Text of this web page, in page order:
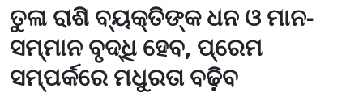
ତୁଳା ରାଶି ବ୍ୟକ୍ତିଙ୍କ ଧନ ଓ ମାନ-
ସମ୍ମାନ ବୃଦ୍ଧି ହେବ, ପ୍ରେମ
ସମ୍ପର୍କରେ ମଧୁରତା ବଢ଼ିବ